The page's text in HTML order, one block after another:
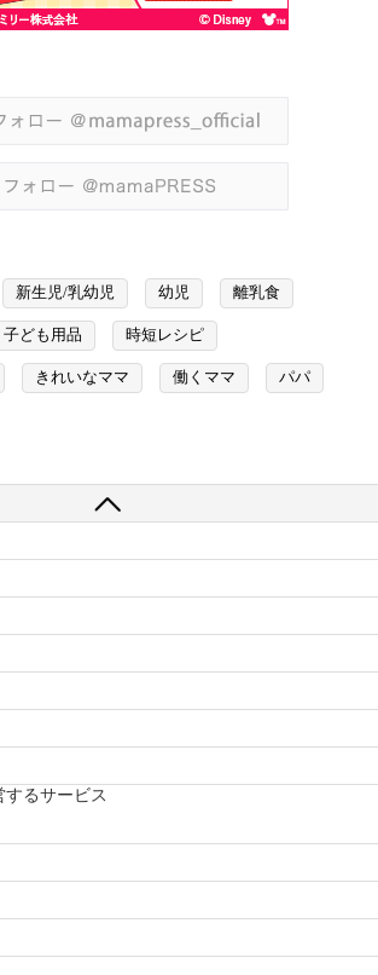
新生児/乳幼児 幼児 離乳食
子ども用品 時短レシピ
きれいなママ 働くママ パパ
るサービス